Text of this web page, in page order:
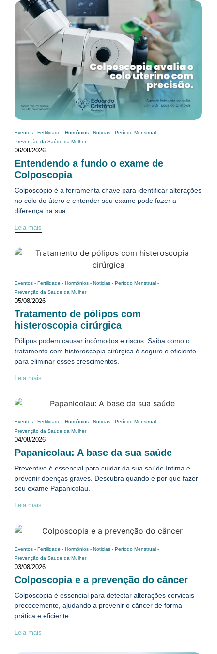
Eventos - Fertilidade - Hormônios - Noticias - Período Menstrual -
Prevenção da Saúde da Mulher
06/08/2026
Entendendo a fundo o exame de
Colposcopia
Colposcópio é a ferramenta chave para identificar alterações
no colo do útero e entender seu exame pode fazer a
diferença na sua...
Leia mais
Eventos - Fertilidade - Hormônios - Noticias - Período Menstrual -
Prevenção da Saúde da Mulher
05/08/2026
Tratamento de pólipos com
histeroscopia cirúrgica
Pólipos podem causar incômodos e riscos. Saiba como o
tratamento com histeroscopia cirúrgica é seguro e eficiente
para eliminar esses crescimentos.
Leia mais
Eventos - Fertilidade - Hormônios - Noticias - Período Menstrual -
Prevenção da Saúde da Mulher
04/08/2026
Papanicolau: A base da sua saúde
Preventivo é essencial para cuidar da sua saúde íntima e
prevenir doenças graves. Descubra quando e por que fazer
seu exame Papanicolau.
Leia mais
Eventos - Fertilidade - Hormônios - Noticias - Período Menstrual -
Prevenção da Saúde da Mulher
03/08/2026
Colposcopia e a prevenção do câncer
Colposcopia é essencial para detectar alterações cervicais
precocemente, ajudando a prevenir o câncer de forma
prática e eficiente.
Leia mais